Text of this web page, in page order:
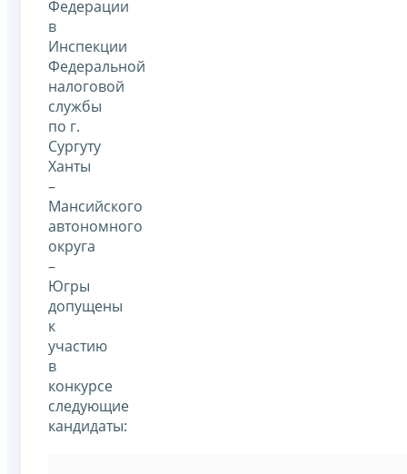
Федерации
в
Инспекции
Федеральной
налоговой
службы
по г.
Сургуту
Ханты
–
Мансийского
автономного
округа
–
Югры
допущены
к
участию
в
конкурсе
следующие
кандидаты: